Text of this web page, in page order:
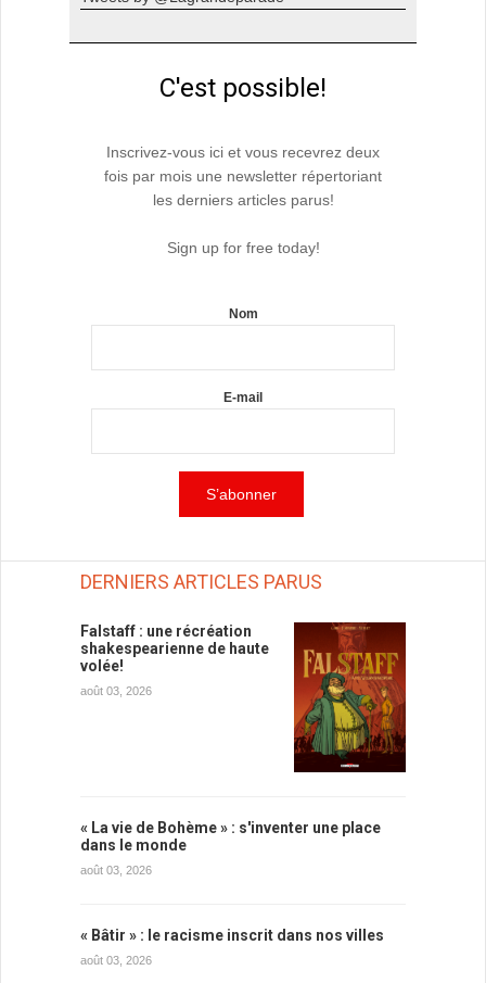
C'est possible!
Inscrivez-vous ici et vous recevrez deux
fois par mois une newsletter répertoriant
les derniers articles parus!
Sign up for free today!
Nom
E-mail
DERNIERS ARTICLES PARUS
Falstaff : une récréation
shakespearienne de haute
volée!
août 03, 2026
« La vie de Bohème » : s'inventer une place
dans le monde
août 03, 2026
« Bâtir » : le racisme inscrit dans nos villes
août 03, 2026